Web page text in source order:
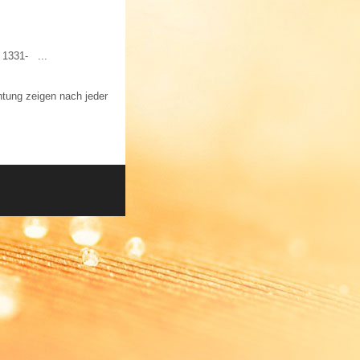
1331- ...
zeigen nach jeder